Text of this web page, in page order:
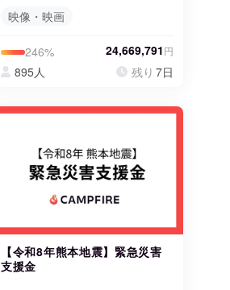
映像・映画
246% 24,669,791円
895人 残り 7日
【令和8年熊本地震】緊急災害
支援金